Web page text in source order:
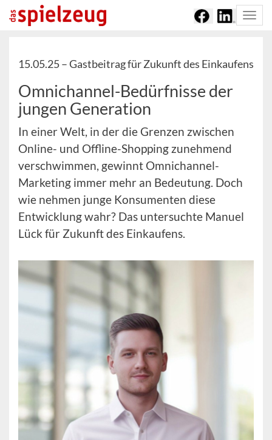
15.05.25 –Gastbeitrag für Zukunft des Einkaufens
Omnichannel-Bedürfnisse der
jungen Generation
In einer Welt, in der die Grenzen zwischen
Online- und Offline-Shopping zunehmend
verschwimmen, gewinnt Omnichannel-
Marketing immer mehr an Bedeutung. Doch
wie nehmen junge Konsumenten diese
Entwicklung wahr? Das untersuchte Manuel
Lück für Zukunft des Einkaufens.